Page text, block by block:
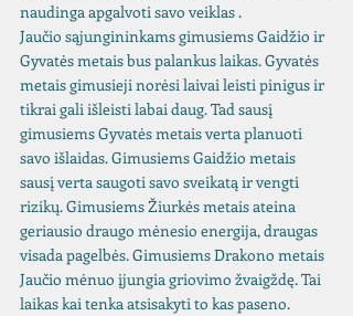
naudinga apgalvoti savo veiklas .
Jaučio sąjungininkams gimusiems Gaidžio ir
Gyvatės metais bus palankus laikas. Gyvatės
metais gimusieji norėsi laivai leisti pinigus ir
tikrai gali išleisti labai daug. Tad sausį
gimusiems Gyvatės metais verta planuoti
savo išlaidas. Gimusiems Gaidžio metais
sausį verta saugoti savo sveikatą ir vengti
rizikų. Gimusiems Žiurkės metais ateina
geriausio draugo mėnesio energija, draugas
visada pagelbės. Gimusiems Drakono metais
Jaučio mėnuo įjungia griovimo žvaigždę. Tai
laikas kai tenka atsisakyti to kas paseno.